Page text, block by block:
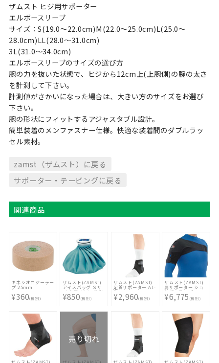
ザムスト ヒジ用サポーター
エルボースリーブ
サイズ：S(19.0〜22.0cm)M(22.0〜25.0cm)L(25.0〜
28.0cm)LL(28.0〜31.0cm)
3L(31.0〜34.0cm)
エルボースリーブのサイズの選び方
腕の力を抜いた状態で、ヒジから12cm上(上腕側)の腕の太さ
を計測して下さい。
計測値がさかいになった場合は、大きい方のサイズをお選び
下さい。
腕の形状にフィットするアジャスタブル設計。
簡単装着のメンファスナー仕様。快適な装着間のダブルラッ
セル素材。
zamst（ザムスト）に戻る
サポーター・テーピングに戻る
関連商品
キネシオロジーテー
プ 25mm
¥360(税別)
ザムスト(ZAMST)
アイスバッグ Ｓサ
イズ アイシング 氷
のう
¥850(税別)
ザムスト(ZAMST)
足首サポーター A1-
S
¥2,960(税別)
ザムスト(ZAMST)
肩サポーター ショ
ルダーラップ
¥6,775 (税別)
売り切れ